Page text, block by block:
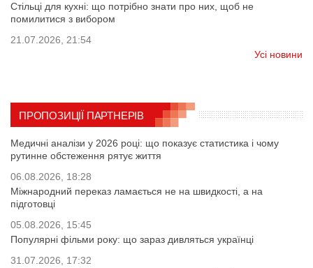
Стільці для кухні: що потрібно знати про них, щоб не
помилитися з вибором
21.07.2026, 21:54
Усі новини
ПРОПОЗИЦІЇ ПАРТНЕРІВ
Медичні аналізи у 2026 році: що показує статистика і чому
рутинне обстеження рятує життя
06.08.2026, 18:28
Міжнародний переказ ламається не на швидкості, а на
підготовці
05.08.2026, 15:45
Популярні фільми року: що зараз дивляться українці
31.07.2026, 17:32